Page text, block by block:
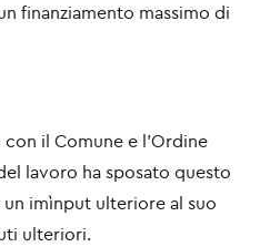
finanziamento massimo di
il Comune e l'Ordine
lavoro ha sposato questo
imìnput ulteriore al suo
ulteriori.